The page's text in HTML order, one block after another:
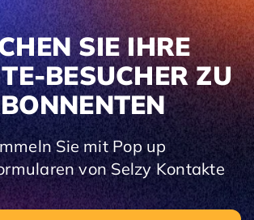
SIE IHRE
BESUCHER ZU
Sie mit Pop up
von Selzy Kontakte